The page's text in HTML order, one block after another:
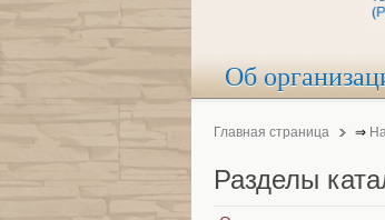
Об
Главная страница ⇒
Разделы